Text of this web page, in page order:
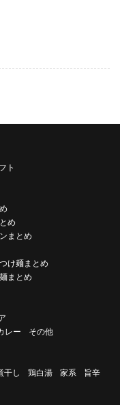
ト
め
まとめ
け麺まとめ
まとめ
レー その他
干し 鶏白湯 家系
旨辛